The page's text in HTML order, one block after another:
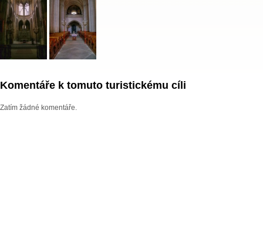
Komentáře k tomuto turistickému cíli
Zatím žádné komentáře.